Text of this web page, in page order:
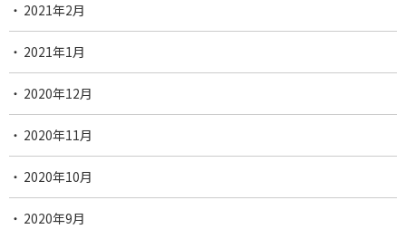
2021年2月
2021年1月
2020年12月
2020年11月
2020年10月
2020年9月